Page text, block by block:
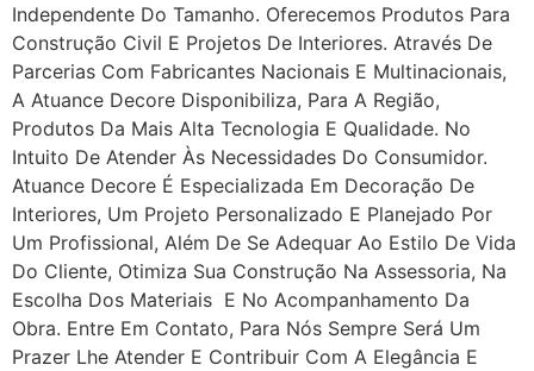
Independente Do Tamanho. Oferecemos Produtos Para
Construção Civil E Projetos De Interiores. Através De
Parcerias Com Fabricantes Nacionais E Multinacionais,
A Atuance Decore Disponibiliza, Para A Região,
Produtos Da Mais Alta Tecnologia E Qualidade. No
Intuito De Atender Às Necessidades Do Consumidor.
Atuance Decore É Especializada Em Decoração De
Interiores, Um Projeto Personalizado E Planejado Por
Um Profissional, Além De Se Adequar Ao Estilo De Vida
Do Cliente, Otimiza Sua Construção Na Assessoria, Na
Escolha Dos Materiais E No Acompanhamento Da
Obra. Entre Em Contato, Para Nós Sempre Será Um
Prazer Lhe Atender E Contribuir Com A Elegância E